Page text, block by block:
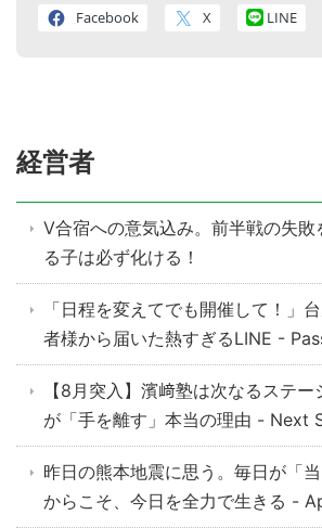
Facebook X LINE
経営者
V合宿への意気込み。前半戦の失敗
る子は必ず化ける！
「日程を変えてでも開催して！」
者様から届いた熱すぎるLINE -
【8月突入】濱﨑塾は次なるステ
が「手を離す」本当の理由 - Next
昨日の熊本地震に思う。毎日が「
からこそ、今日を全力で生きる -